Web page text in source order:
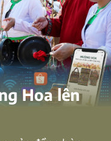
Hoa lên